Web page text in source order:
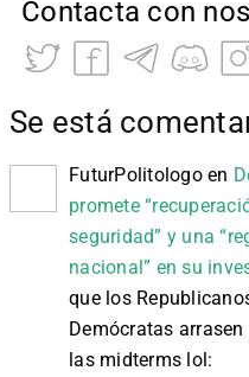
Contacta con
Se está
FuturPolitologoen
promete
seguridad” y una
nacional” en su
que los
Demócratas
las midterms lol: